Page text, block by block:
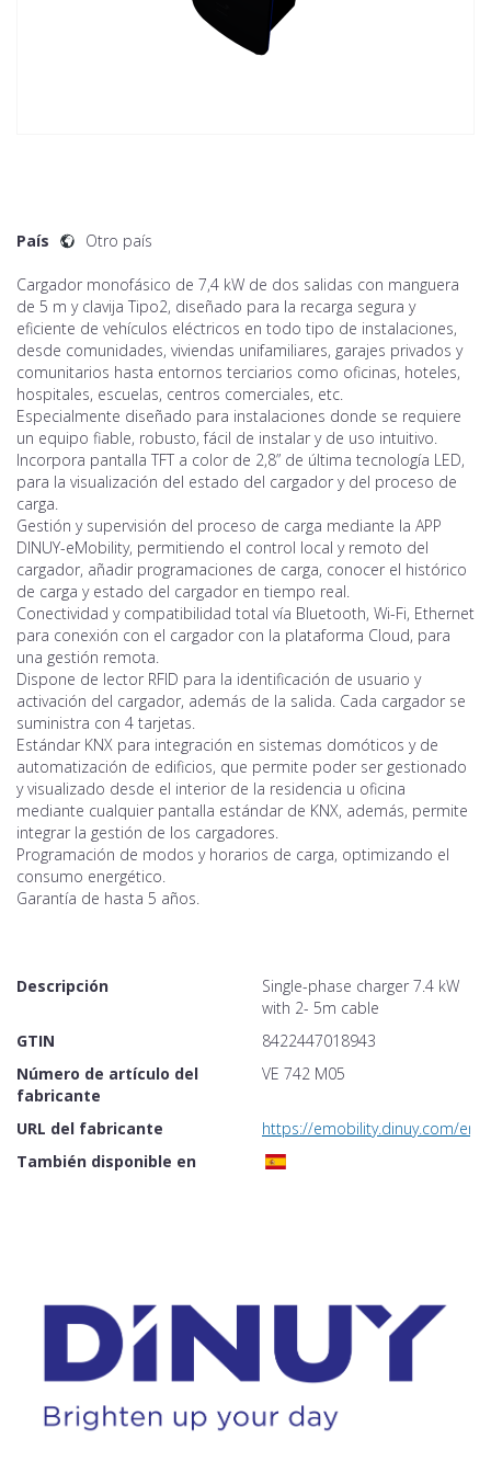
País Otro país
Cargador monofásico de 7,4 kW de dos salidas con manguera
de 5 m y clavija Tipo2, diseñado para la recarga segura y
eficiente de vehículos eléctricos en todo tipo de instalaciones,
desde comunidades, viviendas unifamiliares, garajes privados y
comunitarios hasta entornos terciarios como oficinas, hoteles,
hospitales, escuelas, centros comerciales, etc.
Especialmente diseñado para instalaciones donde se requiere
un equipo fiable, robusto, fácil de instalar y de uso intuitivo.
Incorpora pantalla TFT a color de 2,8” de última tecnología LED,
para la visualización del estado del cargador y del proceso de
carga.
Gestión y supervisión del proceso de carga mediante la APP
DINUY-eMobility, permitiendo el control local y remoto del
cargador, añadir programaciones de carga, conocer el histórico
de carga y estado del cargador en tiempo real.
Conectividad y compatibilidad total vía Bluetooth, Wi-Fi, Ethernet
para conexión con el cargador con la plataforma Cloud, para
una gestión remota.
Dispone de lector RFID para la identificación de usuario y
activación del cargador, además de la salida. Cada cargador se
suministra con 4 tarjetas.
Estándar KNX para integración en sistemas domóticos y de
automatización de edificios, que permite poder ser gestionado
y visualizado desde el interior de la residencia u oficina
mediante cualquier pantalla estándar de KNX, además, permite
integrar la gestión de los cargadores.
Programación de modos y horarios de carga, optimizando el
consumo energético.
Garantía de hasta 5 años.
Descripción
Single-phase charger 7.4 kW
with 2- 5m cable
GTIN
8422447018943
Número de artículo del
fabricante
VE 742 M05
URL del fabricante
https://emobility.dinuy.com/en/
También disponible en